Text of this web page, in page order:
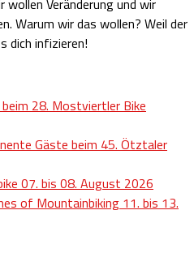
Veränderung und wir
Warum wir das wollen? Weil der
dich infizieren!
28. Mostviertler Bike
Gäste beim 45. Ötztaler
07. bis 08. August 2026
of Mountainbiking 11. bis 13.